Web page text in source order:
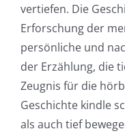
vertiefen. Die
Erforschung der
persönliche und
der Erzählung, die
Zeugnis für die
Geschichte kindle
als auch tief